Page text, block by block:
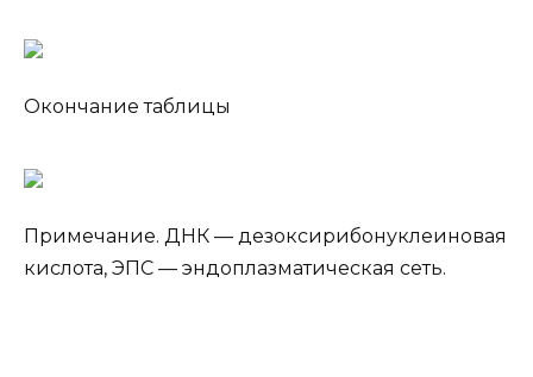
Окончание таблицы
Примечание. ДНК — дезоксирибонуклеиновая
кислота, ЭПС — эндоплазматическая сеть.